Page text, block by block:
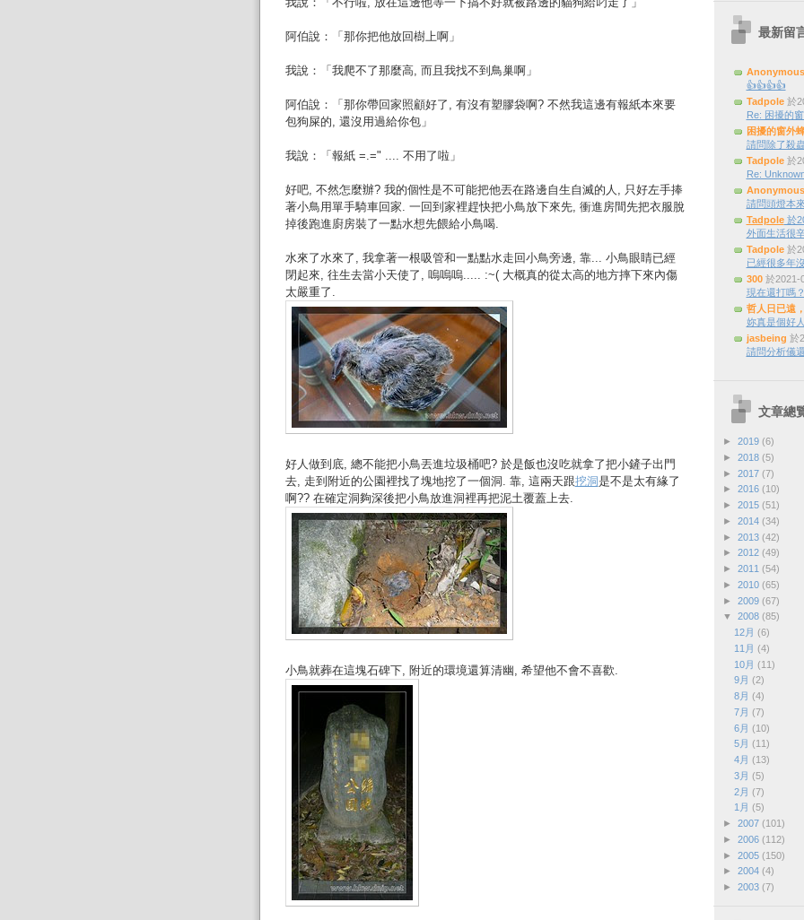
阿伯說：「那你把他放回樹上啊」
我說：「我爬不了那麼高, 而且我找不到鳥巢啊」
阿伯說：「那你帶回家照顧好了, 有沒有塑膠袋啊? 不然我這邊有報紙本來要
包狗屎的, 還沒用過給你包」
我說：「報紙 =.=" .... 不用了啦」
好吧, 不然怎麼辦? 我的個性是不可能把他丟在路邊自生自滅的人, 只好左手捧
著小鳥用單手騎車回家. 一回到家裡趕快把小鳥放下來先, 衝進房間先把衣服脫
掉後跑進廚房裝了一點水想先餵給小鳥喝.
水來了水來了, 我拿著一根吸管和一點點水走回小鳥旁邊, 靠... 小鳥眼睛已經
閉起來, 往生去當小天使了, 嗚嗚嗚..... :~( 大概真的從太高的地方摔下來內傷
太嚴重了.
好人做到底, 總不能把小鳥丟進垃圾桶吧? 於是飯也沒吃就拿了把小鏟子出門
去, 走到附近的公園裡找了塊地挖了一個洞. 靠, 這兩天跟挖洞是不是太有緣了
啊?? 在確定洞夠深後把小鳥放進洞裡再把泥土覆蓋上去.
小鳥就葬在這塊石碑下, 附近的環境還算清幽, 希望他不會不喜歡.
最新留
Anonymous
👍👍👍👍
Tadpole於
Re: 困擾的
困擾的窗外
請問除了殺
Tadpole於
Re:
Anonymous
請問頭燈本
Tadpole於
外面生活很
Tadpole於
已經很多年
300於2021-
現在還打嗎？
哲人日已遠
妳真是個好人
jasbeing 於
請問分析儀
文章總
► 2019 (6)
► 2018 (5)
► 2017 (7)
► 2016 (10)
► 2015 (51)
► 2014 (34)
► 2013 (42)
► 2012 (49)
► 2011 (54)
► 2010 (65)
► 2009 (67)
▼ 2008 (85)
12月 (6)
11月 (4)
10月 (11)
9月 (2)
8月 (4)
7月 (7)
6月 (10)
5月 (11)
4月 (13)
3月 (5)
2月 (7)
1月 (5)
► 2007 (101)
► 2006 (112)
► 2005 (150)
► 2004 (4)
► 2003 (7)